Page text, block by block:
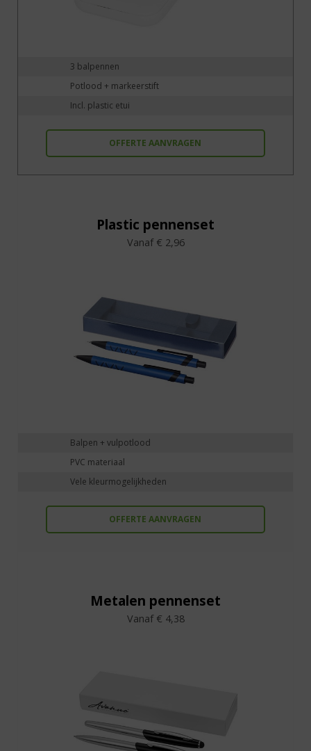
3 balpennen
Potlood + markeerstift
Incl. plastic etui
OFFERTE AANVRAGEN
Plastic pennenset
Vanaf € 2,96
Balpen + vulpotlood
PVC materiaal
Vele kleurmogelijkheden
OFFERTE AANVRAGEN
Metalen pennenset
Vanaf € 4,38